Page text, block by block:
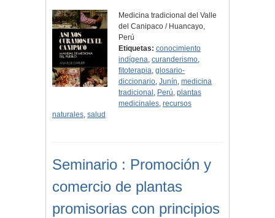
Medicina tradicional del Valle
del Canipaco / Huancayo,
Perú
Etiquetas: conocimiento
indígena,curanderismo,
fitoterapia,glosario-
diccionario,Junín,medicina
tradicional , Perú,plantas
medicinales,recursos
naturales, salud
Seminario : Promoción y
comercio de plantas
promisorias con principios